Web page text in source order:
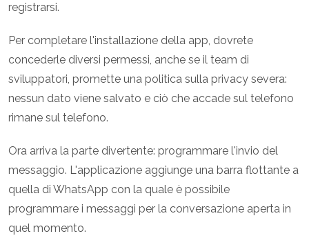
registrarsi.
Per completare l'installazione della app, dovrete
concederle diversi permessi, anche se il team di
sviluppatori, promette una politica sulla privacy severa:
nessun dato viene salvato e ciò che accade sul telefono
rimane sul telefono.
Ora arriva la parte divertente: programmare l'invio del
messaggio. L'applicazione aggiunge una barra flottante a
quella di WhatsApp con la quale è possibile
programmare i messaggi per la conversazione aperta in
quel momento.